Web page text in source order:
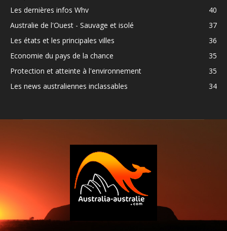
Les dernières infos Whv
40
Australie de l'Ouest - Sauvage et isolé
37
Les états et les principales villes
36
Economie du pays de la chance
35
Protection et atteinte à l'environnement
35
Les news australiennes inclassables
34